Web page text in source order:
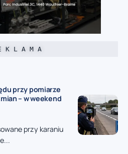
K L A M A
przy pomiarze
– w weekend
przy karaniu